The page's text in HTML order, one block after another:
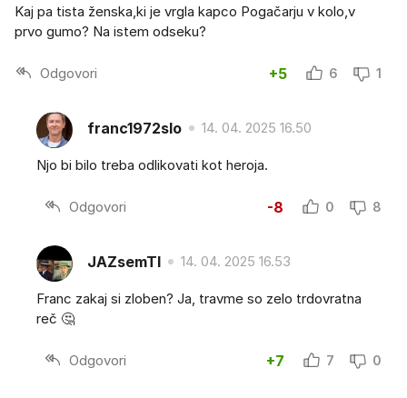
Kaj pa tista ženska,ki je vrgla kapco Pogačarju v kolo,v
prvo gumo? Na istem odseku?
Odgovori +5 6 1
franc1972slo 14. 04. 2025 16.50
Njo bi bilo treba odlikovati kot heroja.
Odgovori -8 0 8
JAZsemTI 14. 04. 2025 16.53
Franc zakaj si zloben? Ja, travme so zelo trdovratna
reč 🤔
Odgovori +7 7 0